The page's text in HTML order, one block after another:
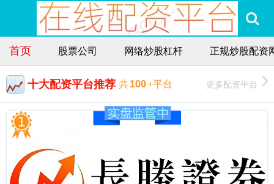
首页 股票公司 网络炒股杠杆 正规炒股配资
十大配资平台推荐 共100+平台 更多配资平台